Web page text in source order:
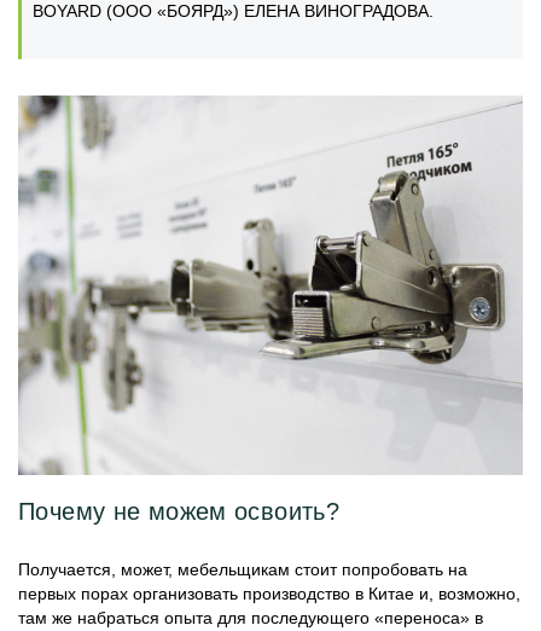
BOYARD (ООО «БОЯРД») ЕЛЕНА ВИНОГРАДОВА.
Почему не можем освоить?
Получается, может, мебельщикам стоит попробовать на
первых порах организовать производство в Китае и, возможно,
там же набраться опыта для последующего «переноса» в